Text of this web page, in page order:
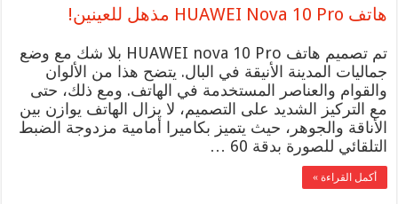
هاتف HUAWEI Nova 10 Pro مذهل للعينين!
تم تصميم هاتف HUAWEI nova 10 Pro بلا شك مع وضع
جماليات المدينة الأنيقة في البال. يتضح هذا من الألوان
والقوام والعناصر المستخدمة في الهاتف. ومع ذلك، حتى
مع التركيز الشديد على التصميم، لا يزال الهاتف يوازن بين
الأناقة والجوهر، حيث يتميز بكاميرا أمامية مزدوجة الضبط
التلقائي للصورة بدقة 60 …
أكمل القراءة »